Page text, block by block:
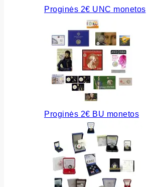
Proginės 2€ UNC monetos
Proginės 2€ BU monetos